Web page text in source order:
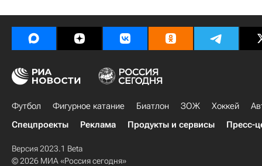
Футбол Фигурное катание Биатлон ЗОЖ Хоккей
Спецпроекты
Реклама Продукты и сервисы Пресс-
Версия 2023.1 Beta
© 2026 МИА «Россия сегодня»